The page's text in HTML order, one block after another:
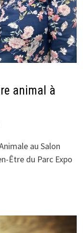
animal à
au Salon
Être du Parc Expo